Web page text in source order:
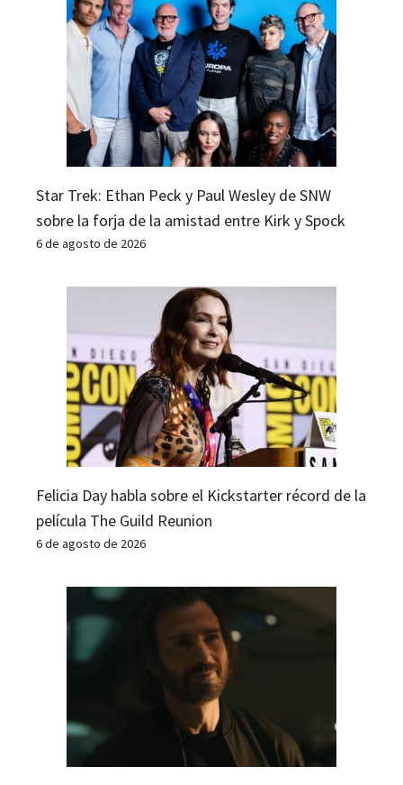
Star Trek: Ethan Peck y Paul Wesley de SNW
sobre la forja de la amistad entre Kirk y Spock
6 de agosto de 2026
Felicia Day habla sobre el Kickstarter récord de la
película The Guild Reunion
6 de agosto de 2026